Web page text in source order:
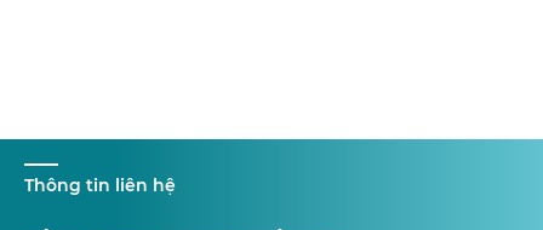
Thông tin liên hệ